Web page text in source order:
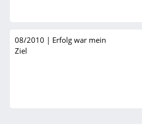
08/2010 | Erfolg war mein
Ziel